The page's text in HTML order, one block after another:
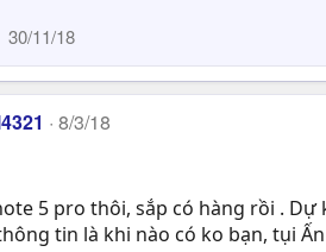
30/11/18
8/3/18
5 pro thôi, sắp có hàng rồi .
tin là khi nào có ko bạn, tụi